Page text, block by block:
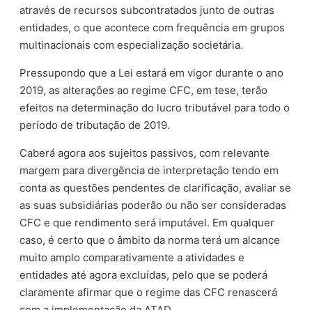
através de recursos subcontratados junto de outras
entidades, o que acontece com frequência em grupos
multinacionais com especialização societária.
Pressupondo que a Lei estará em vigor durante o ano
2019, as alterações ao regime CFC, em tese, terão
efeitos na determinação do lucro tributável para todo o
período de tributação de 2019.
Caberá agora aos sujeitos passivos, com relevante
margem para divergência de interpretação tendo em
conta as questões pendentes de clarificação, avaliar se
as suas subsidiárias poderão ou não ser consideradas
CFC e que rendimento será imputável. Em qualquer
caso, é certo que o âmbito da norma terá um alcance
muito amplo comparativamente a atividades e
entidades até agora excluídas, pelo que se poderá
claramente afirmar que o regime das CFC renascerá